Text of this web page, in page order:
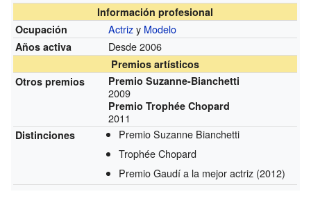
Información profesional
Ocupación
Actrizy Modelo
Años activa Desde 2006
Premios artísticos
Otros premios
Premio Suzanne-Bianchetti
2009
Premio Trophée Chopard
2011
Distinciones
Premio Suzanne Bianchetti
Trophée Chopard
Premio Gaudí a la mejor actriz (2012)